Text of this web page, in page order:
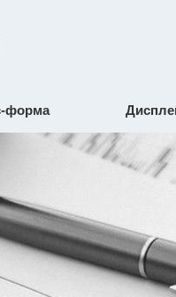
форма